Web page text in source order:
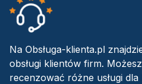
Na Obsługa-klienta.pl
obsługi klientów firm.
recenzować różne usługi